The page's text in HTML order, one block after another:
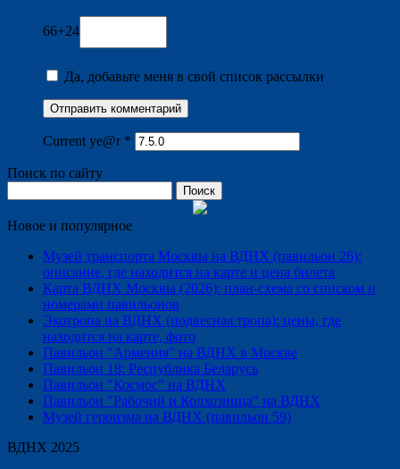
66+24
Да, добавьте меня в свой список рассылки
Current ye@r *
Поиск по сайту
Новое и популярное
Музей транспорта Москвы на ВДНХ (павильон 26):
описание, где находится на карте и цена билета
Карта ВДНХ Москвы (2026): план-схема со списком и
номерами павильонов
Экотропа на ВДНХ (подвесная тропа): цены, где
находится на карте, фото
Павильон "Армения" на ВДНХ в Москве
Павильон 18: Республика Беларусь
Павильон "Космос" на ВДНХ
Павильон "Рабочий и Колхозница" на ВДНХ
Музей героизма на ВДНХ (павильон 59)
ВДНХ 2025